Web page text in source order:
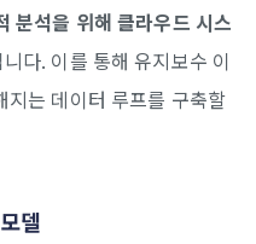
분석을 위해 클라우드 시스
다. 이를 통해 유지보수 이
는 데이터 루프를 구축할
델